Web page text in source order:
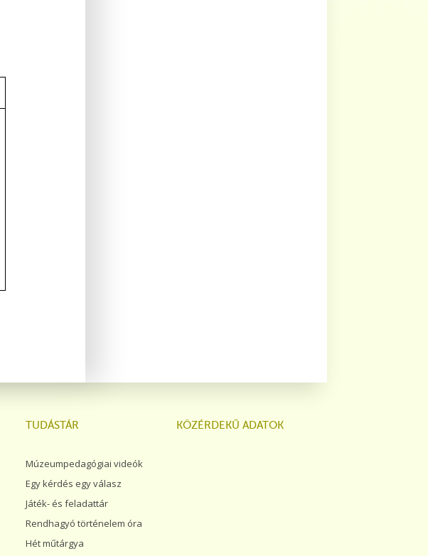
TUDÁSTÁR
Múzeumpedagógiai videók
Egy kérdés egy válasz
Játék- és feladattár
Rendhagyó történelem óra
Hét műtárgya
KÖZÉRDEKŰ ADATOK